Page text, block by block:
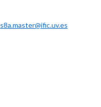
s8a.master@ific.uv.es